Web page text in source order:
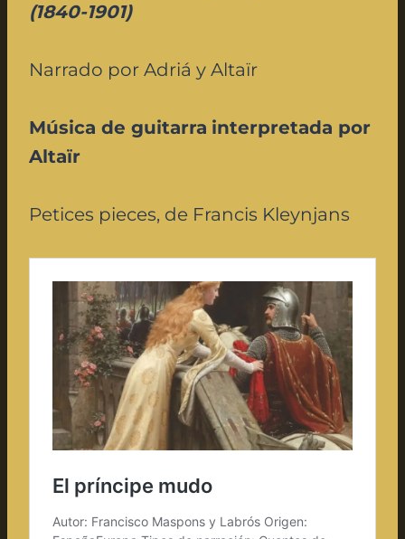
(1840-1901)
Narrado por Adriá y Altaïr
Música de guitarra interpretada por
Altaïr
Petices pieces, de Francis Kleynjans